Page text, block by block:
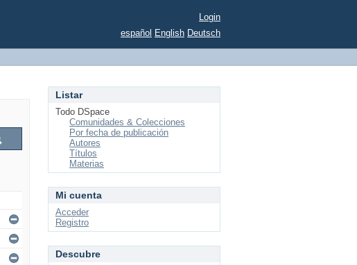
Login
español English Deutsch
Listar
Todo DSpace
Comunidades & Colecciones
Por fecha de publicación
Autores
Títulos
Materias
Mi cuenta
Acceder
Registro
Descubre